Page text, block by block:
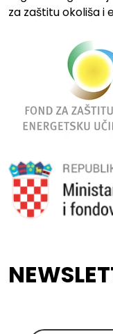
za zaštitu okoliša i